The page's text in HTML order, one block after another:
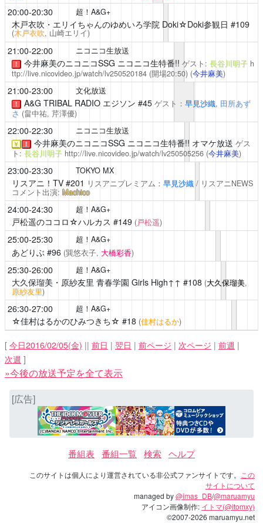
20:00-20:30 超！A&G+
木戸衣吹・エリイちゃんのゆめいろ学院 Doki☆Doki参観日 #109
(木戸衣吹, 山崎エリイ)
21:00-22:00 ニコニコ生放送
！ 今井麻美のニコニコSSG ニコニコ生特番!! ゲスト: 長谷川明子 h
ttp://live.nicovideo.jp/watch/lv250520184(開場20:50) (今井麻美)
21:00-23:00 文化放送
！ A&G TRIBAL RADIO エジソン #45 ゲスト： 早見沙織, 田所あず
さ (畠中祐, 芹澤優)
22:00-22:30 ニコニコ生放送
￥ ！ 今井麻美のニコニコSSG ニコニコ生特番!! オマケ放送 ゲス
ト: 長谷川明子 http://live.nicovideo.jp/watch/lv250505256 (今井麻美)
23:00-23:30 TOKYO MX
リスアニ！TV#201 リスアニプレミアム： 早見沙織/ リスアニNEWS
コメント出演: Machico
24:00-24:30 超！A&G+
戸松遥のココロ☆ハルカス #149 (戸松遥)
25:00-25:30 超！A&G+
あどりぶ #96 (巽悠衣子, 大橋彩香)
25:30-26:00 超！A&G+
大久保瑠美・原紗友里 青春学園 Girls High↑↑ #108 (大久保瑠美,
原紗友里)
26:30-27:00 超！A&G+
☆佳村はるかのひみつきち☆ #18 (佳村はるか)
[ 今日2016/02/05(金) || 前日 | 翌日 | 前ページ | 次ページ | 前週 |
次週 ]
»今後の放送予定を全て表示
[広告]
番組表 番組一覧 検索 ヘルプ
このサイトは個人により運営されている非公式ファンサイトです。
この
サイトについて
managed by@imas_DB/@maruamyu
アイコン画像制作: イトマ(@itomxy)
©2007-2026 maruamyu.net